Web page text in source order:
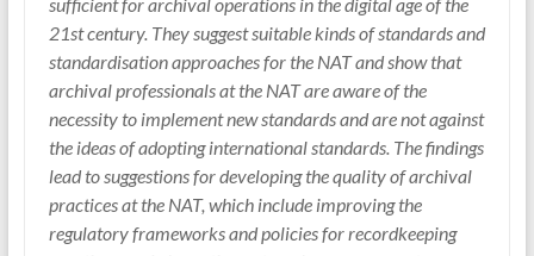
21st century. They suggest suitable kinds of standards and
standardisation approaches for the NAT and show that
archival professionals at the NAT are aware of the
necessity to implement new standards and are not against
the ideas of adopting international standards. The findings
lead to suggestions for developing the quality of archival
practices at the NAT, which include improving the
regulatory frameworks and policies for recordkeeping